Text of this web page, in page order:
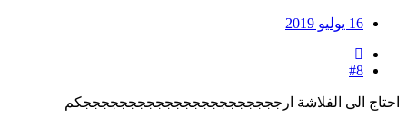
16 يوليو 2019
#8
احتاج الى الفلاشة ارججججججججججججججججججججججكم